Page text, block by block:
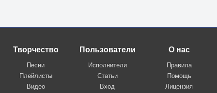
Творчество
Песни
Плейлисты
Видео
Пользователи
Исполнители
Статьи
Вход
О нас
Правила
Помощь
Лицензия